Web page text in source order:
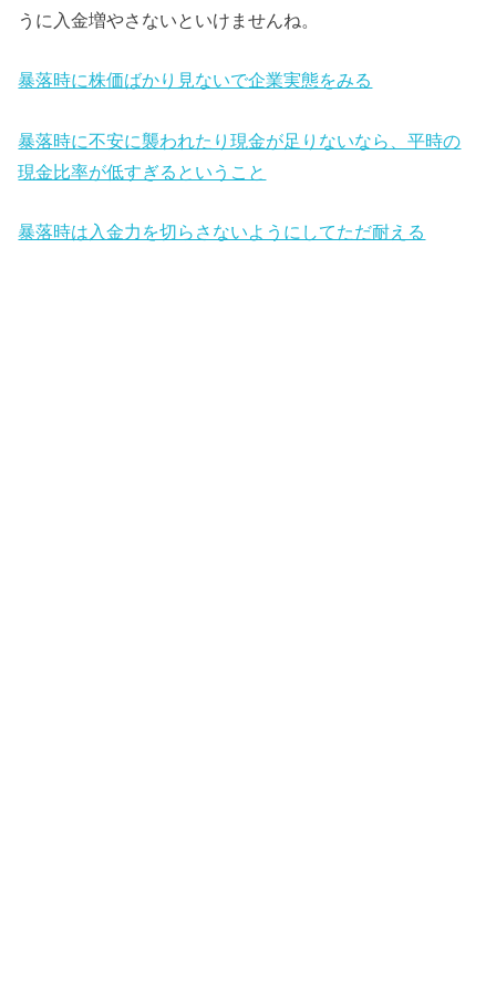
うに入金増やさないといけませんね。
暴落時に株価ばかり見ないで企業実態をみる
暴落時に不安に襲われたり現金が足りないなら、平時の
現金比率が低すぎるということ
暴落時は入金力を切らさないようにしてただ耐える